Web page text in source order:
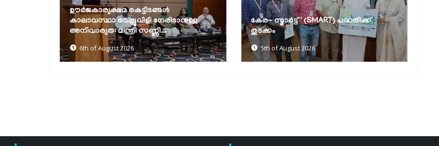
കേര- സ്മാർട്ട്' (SMART) പദ്ധതിക്ക്
തുടക്കം
5th of August 2026
ബാലസംരക്ഷണ സംവിധാനങ്ങൾ
ഏകോപിപ്പിക്കാൻ പുതിയ ഡിജിറ്റൽ
ഡാഷ്‌ബോർഡ്
5th of August 2026